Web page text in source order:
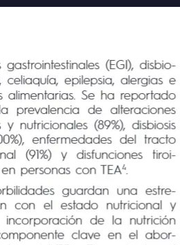
(EGI), disbio-
celiaquía, epilepsia, alergias e
alimentarias. Se ha reportado
prevalencia de
alteraciones
y nutricionales (89%), disbiosis
enfermedades del
tracto
(91%) y disfunciones
en personas con TEA
4
guardan una estre-
con el estado nutricional y
incorporación de la nutrición